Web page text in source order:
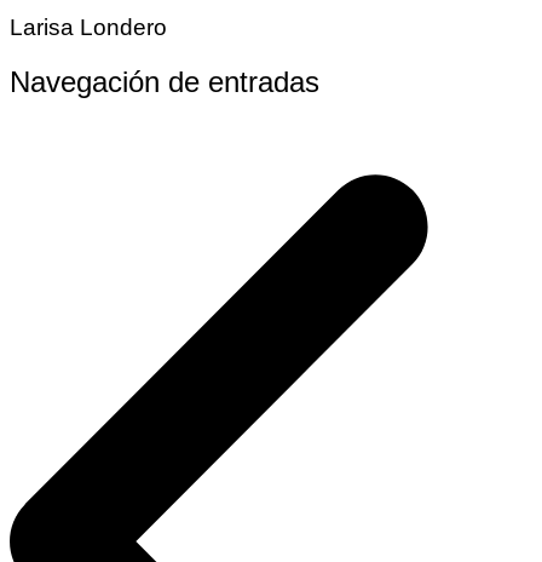
Larisa Londero
Navegación de entradas